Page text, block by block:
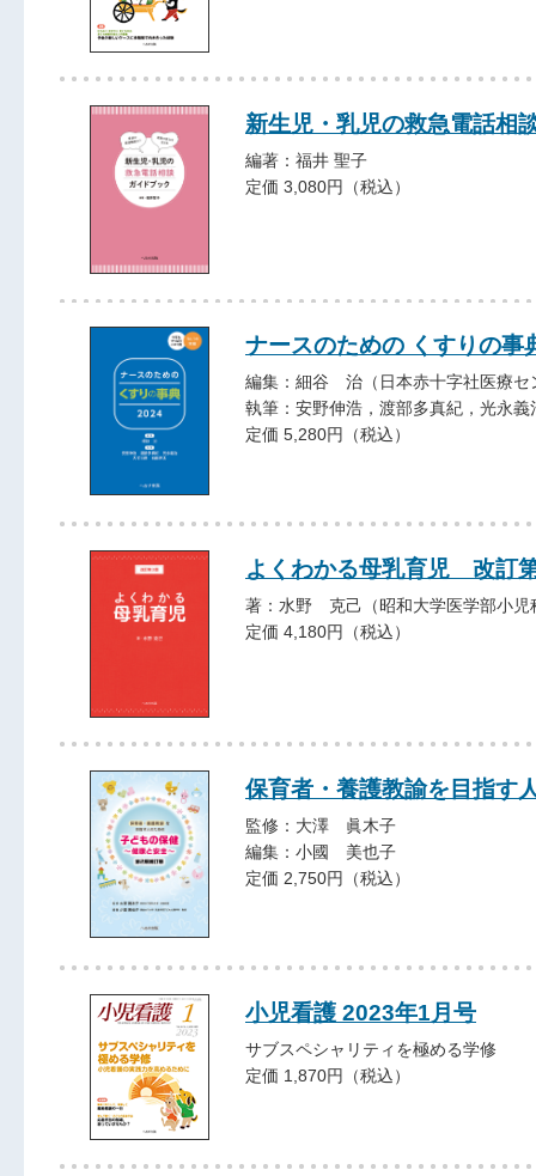
新生児・乳児の救急電話相
編著：福井 聖子
定価 3,080円（税込）
ナースのための くすりの
編集：細谷 治（日本赤十字社医療セ
執筆：安野伸浩，渡部多真紀，光永
定価 5,280円（税込）
よくわかる母乳育児 改訂
著：水野 克己（昭和大学医学部小児
定価 4,180円（税込）
保育者・養護教諭を目指す
監修：大澤 眞木子
編集：小國 美也子
定価 2,750円（税込）
小児看護 2023年1月号
サブスペシャリティを極める学修
定価 1,870円（税込）